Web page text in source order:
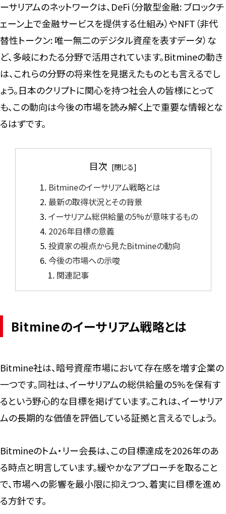
ーサリアムのネットワークは、DeFi（分散型金融: ブロックチ
ェーン上で金融サービスを提供する仕組み）やNFT（非代
替性トークン: 唯一無二のデジタル資産を表すデータ）な
ど、多岐にわたる分野で活用されています。Bitmineの動き
は、これらの分野の将来性を見据えたものとも言えるでし
ょう。日本のクリプトに関心を持つ社会人の皆様にとって
も、この動向は今後の市場を読み解く上で重要な情報とな
るはずです。
目次
Bitmineのイーサリアム戦略とは
最新の取得状況とその背景
イーサリアム総供給量の5%が意味するもの
2026年目標の意義
投資家の視点から見たBitmineの動向
今後の市場への示唆
関連記事
Bitmineのイーサリアム戦略とは
Bitmine社は、暗号資産市場において存在感を増す企業の
一つです。同社は、イーサリアムの総供給量の5%を保有す
るという野心的な目標を掲げています。これは、イーサリア
ムの長期的な価値を評価している証拠と言えるでしょう。
Bitmineのトム・リー会長は、この目標達成を2026年のあ
る時点と明言しています。緩やかなアプローチを取ること
で、市場への影響を最小限に抑えつつ、着実に目標を進め
る方針です。